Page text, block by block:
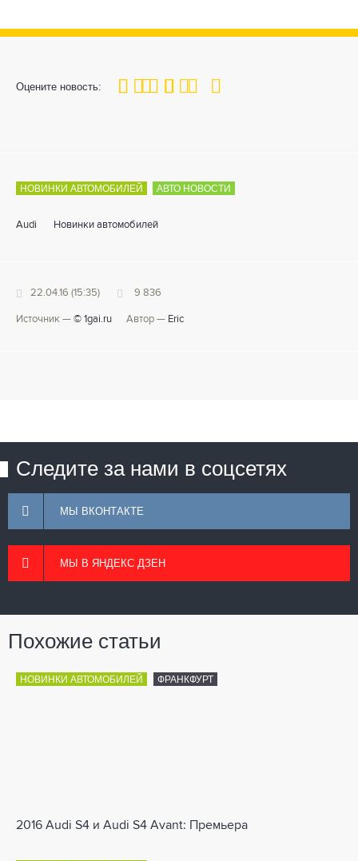
Оцените новость:
100
1 3 4 5
НОВИНКИ АВТОМОБИЛЕЙ АВТО НОВОСТИ
Audi Новинки автомобилей
22.04.16 (15:35) 9 836
Источник — © 1gai.ru Автор — Eric
Следите за нами в соцсетях
МЫ ВКОНТАКТЕ
МЫ В ЯНДЕКС ДЗЕН
Похожие статьи
НОВИНКИ АВТОМОБИЛЕЙ ФРАНКФУРТ
2016 Audi S4 и Audi S4 Avant: Премьера